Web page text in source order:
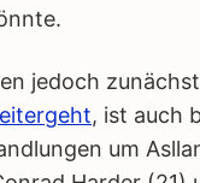
jedoch
, ist auch
um